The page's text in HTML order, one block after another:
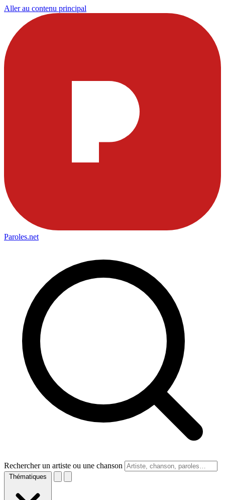
Aller au contenu principal
Paroles.net
Rechercher un artiste ou une chanson
Thématiques